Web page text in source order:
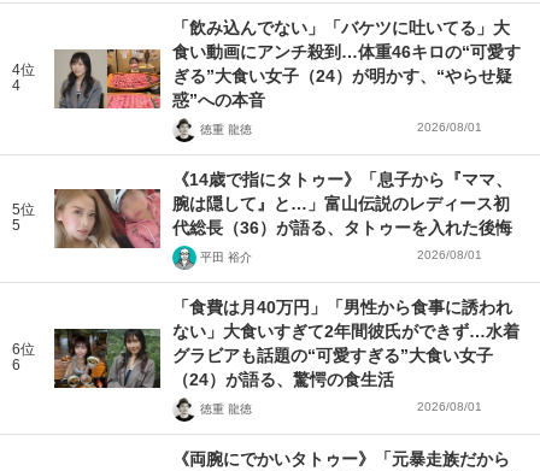
4位
4
「飲み込んでない」「バケツに吐いてる」大
食い動画にアンチ殺到…体重46キロの“可愛す
ぎる”大食い女子（24）が明かす、“やらせ疑
惑”への本音
徳重 龍徳 2026/08/01
5位
5
《14歳で指にタトゥー》「息子から『ママ、
腕は隠して』と…」富山伝説のレディース初
代総長（36）が語る、タトゥーを入れた後悔
平田 裕介 2026/08/01
6位
6
「食費は月40万円」「男性から食事に誘われ
ない」大食いすぎて2年間彼氏ができず…水着
グラビアも話題の“可愛すぎる”大食い女子
（24）が語る、驚愕の食生活
徳重 龍徳 2026/08/01
《両腕にでかいタトゥー》「元暴走族だから